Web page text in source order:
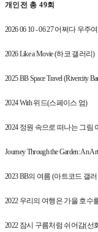
개인전 총49회
2026 06 10 - 06 27어쩌다 우주
2026 Like a Movie (하코 갤러리)
2025 BB Space Travel (Rivercity
2024 With위드(스페이스 엄)
2024 정원 속으로 떠나는 그림
Journey Through the Garden: An
2023 BB의 여름(아트코드 갤
2022 우리의 여행은 가을 호수
2022 잠시 구름처럼 쉬어감(선